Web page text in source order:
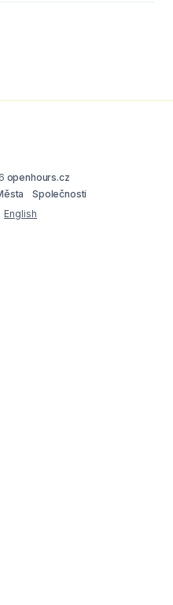
openhours.cz
Společnosti
English